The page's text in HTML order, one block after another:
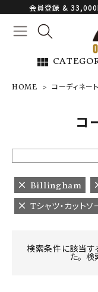
会員登録 & 33,000
view_module
NEW ARRIVAL
ARCH EXCLUSIVE
BRAND
CATEGORY
HOME コーディネー
コ
Billingham
Tシャツ・カットソ
検索条件に該当す
た。 検